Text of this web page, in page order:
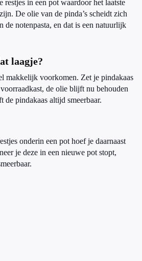
restjes in een pot waardoor het laatste
De olie van de pinda’s scheidt zich
de notenpasta, en dat is een natuurlijk
laagje?
makkelijk voorkomen. Zet je pindakaas
de olie blijft nu behouden
de pindakaas altijd smeerbaar.
onderin een pot hoef je daarnaast
je deze in een nieuwe pot stopt,